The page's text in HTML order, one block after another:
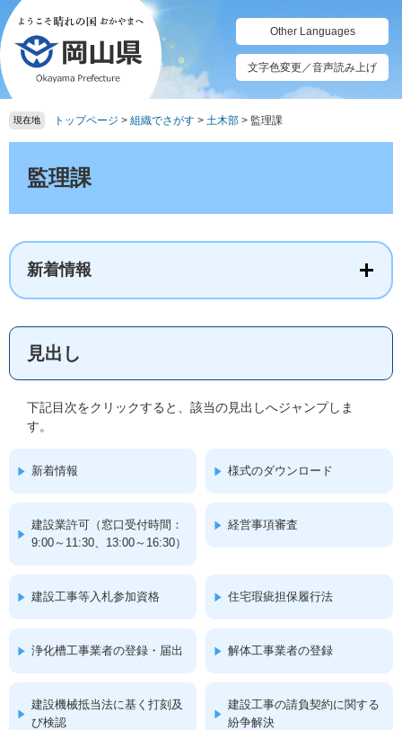
ペ
ー
ジ
の
先
頭
す。
メ
ニ
ュ
ー
を
飛
し
へ
Other Languages
文字色変更／音声読み上げ
現在地 トップページ > 組織でさがす > 土木部 > 監理課
監理課
新着情報
見出し
下記目次をクリックすると、該当の見出しへジャンプしま
す。
新着情報 様式のダウンロード
建設業許可（窓口受付時間：
9:00～11:30、13:00～16:30）
経営事項審査
建設工事等入札参加資格 住宅瑕疵担保履行法
浄化槽工事業者の登録・届出 解体工事業者の登録
建設機械抵当法に基く打刻及
び検認
建設工事の請負契約に関する
紛争解決